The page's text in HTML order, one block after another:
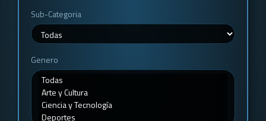
Sub-Categoria
Genero